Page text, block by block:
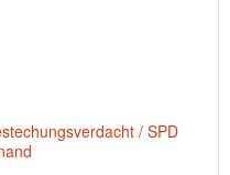
/ SPD